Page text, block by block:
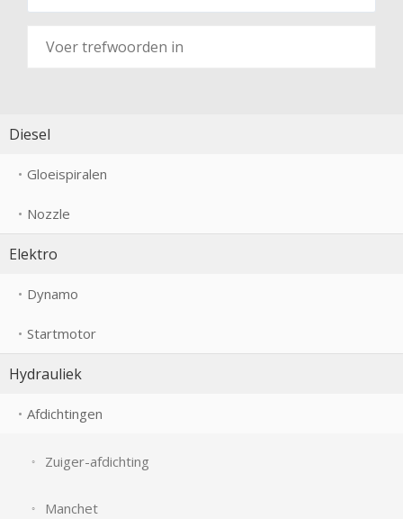
Diesel
Gloeispiralen
Nozzle
Elektro
Dynamo
Startmotor
Hydrauliek
Afdichtingen
Zuiger-afdichting
Manchet